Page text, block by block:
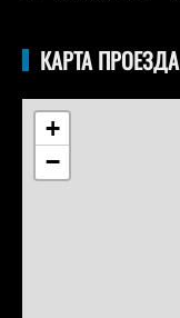
КАРТА ПРОЕЗДА
+
−